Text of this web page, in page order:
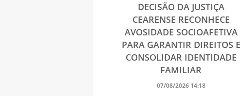
DECISÃO DA JUSTIÇA
CEARENSE RECONHECE
AVOSIDADE SOCIOAFETIVA
PARA GARANTIR DIREITOS E
CONSOLIDAR IDENTIDADE
FAMILIAR
07/08/2026 14:18